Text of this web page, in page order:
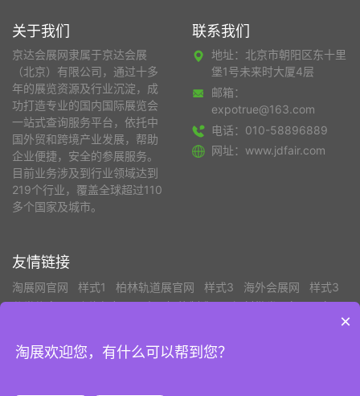
关于我们
京达会展网隶属于京达会展
（北京）有限公司，通过十多
年的展览资源及行业沉淀，成
功打造专业的国内国际展览会
一站式查询服务平台，依托中
国外贸和跨境产业发展，帮助
企业便捷，安全的参展服务。
目前业务涉及到行业领域达到
219个行业，覆盖全球超过110
多个国家及城市。
联系我们
地址：北京市朝阳区东十里
堡1号未来时大厦4层
邮箱：
expotrue@163.com
电话：010-58896889
网址：www.jdfair.com
友情链接
淘展网官网 样式1 柏林轨道展官网 样式3 海外会展网
样式3
分类信息网 上海招标网 中国智能制造网 钢材批发 车展日车展
中国泵阀商务
网 中国木业网 中国塑料机械网 CFW中国服装人才网
×
淘展欢迎您，有什么可以帮到您？